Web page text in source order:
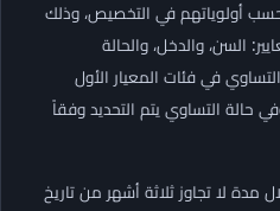
أولوياتهم في التخصيص، وذلك
السن، والدخل، والحالة
في فئات المعيار الأول
حالة التساوي يتم التحديد وفقاً
مدة لا تجاوز ثلاثة أشهر من تاريخ